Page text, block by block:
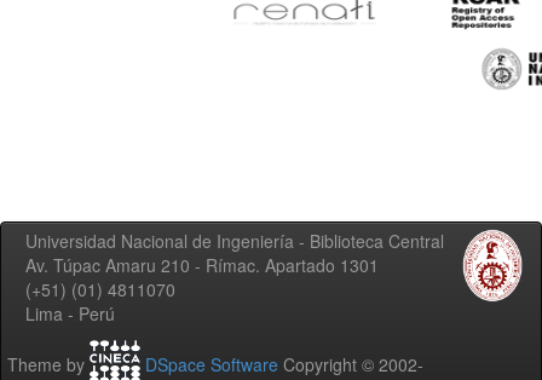
Universidad Nacional de Ingeniería - Biblioteca Central
Av. Túpac Amaru 210 - Rímac. Apartado 1301
(+51) (01) 4811070
Lima - Perú
Theme by DSpace Software Copyright © 2002-